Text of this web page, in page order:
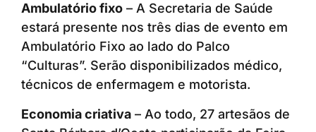
Ambulatório fixo – A Secretaria de Saúde
estará presente nos três dias de evento em
Ambulatório Fixo ao lado do Palco
“Culturas”. Serão disponibilizados médico,
técnicos de enfermagem e motorista.
Economia criativa – Ao todo, 27 artesãos de